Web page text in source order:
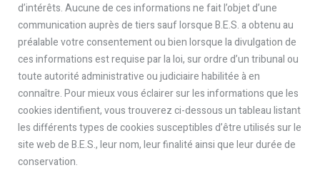
d’intérêts. Aucune de ces informations ne fait l’objet d’une
communication auprès de tiers sauf lorsque B.E.S. a obtenu au
préalable votre consentement ou bien lorsque la divulgation de
ces informations est requise par la loi, sur ordre d’un tribunal ou
toute autorité administrative ou judiciaire habilitée à en
connaître. Pour mieux vous éclairer sur les informations que les
cookies identifient, vous trouverez ci-dessous un tableau listant
les différents types de cookies susceptibles d’être utilisés sur le
site web de B.E.S., leur nom, leur finalité ainsi que leur durée de
conservation.